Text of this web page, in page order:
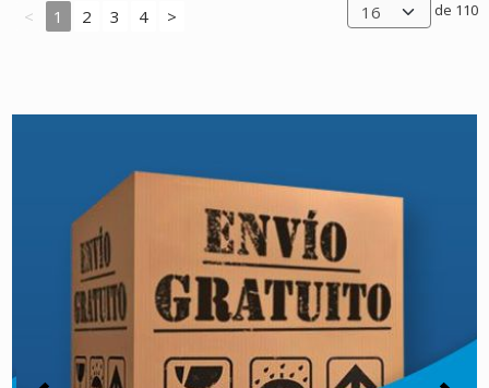
< 1 2 3 4 > de 110